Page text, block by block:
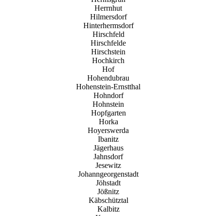
Herrnhut
Hilmersdorf
Hinterhermsdorf
Hirschfeld
Hirschfelde
Hirschstein
Hochkirch
Hof
Hohendubrau
Hohenstein-Ernstthal
Hohndorf
Hohnstein
Hopfgarten
Horka
Hoyerswerda
Ibanitz
Jägerhaus
Jahnsdorf
Jesewitz
Johanngeorgenstadt
Jöhstadt
Jößnitz
Käbschütztal
Kalbitz